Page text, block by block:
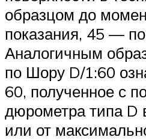
образцом до
показания, 45 —
Аналогичным
по Шору D/1:60
60, полученное с
дюрометра типа D
или от